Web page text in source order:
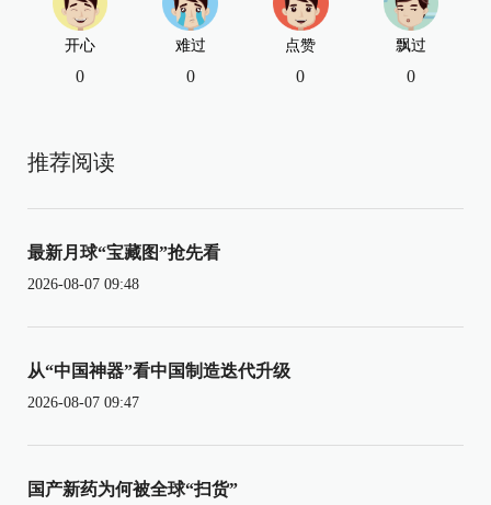
开心
0
难过
0
点赞
0
飘过
0
推荐阅读
最新月球“宝藏图”抢先看
2026-08-07 09:48
从“中国神器”看中国制造迭代升级
2026-08-07 09:47
国产新药为何被全球“扫货”